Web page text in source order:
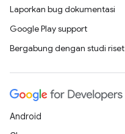
Laporkan bug dokumentasi
Google Play support
Bergabung dengan studi riset
Android